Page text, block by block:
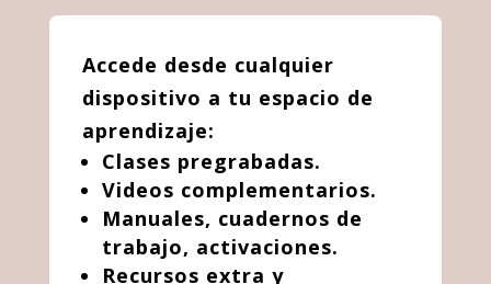
Accede desde cualquier
dispositivo a tu espacio de
aprendizaje:
Clases pregrabadas.
Videos complementarios.
Manuales, cuadernos de
trabajo, activaciones.
Recursos extra y